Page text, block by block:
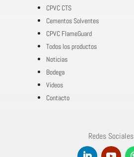
CPVC CTS
Cementos Solventes
CPVC FlameGuard
Todos los productos
Noticias
Bodega
Videos
Contacto
Redes Sociales